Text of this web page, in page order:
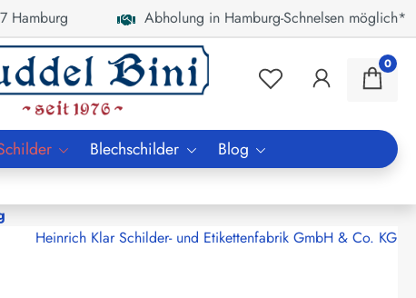
Hamburg Abholung in Hamburg-Schnelsen möglich*
0
Blechschilder Blog
Heinrich Klar Schilder- und Etikettenfabrik GmbH & Co. KG